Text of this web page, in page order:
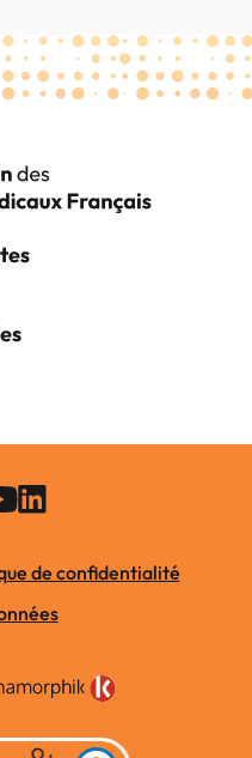
de confidentialité